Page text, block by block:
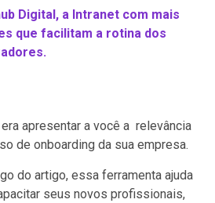
Digital, a Intranet com mais
que facilitam a rotina dos
apresentar a você a relevância
de onboarding da sua empresa.
do artigo, essa ferramenta ajuda
seus novos profissionais,